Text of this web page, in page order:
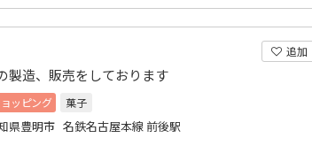
追加
製造、販売をしております
ッピング
菓子
県豊明市 名鉄名古屋本線 前後駅